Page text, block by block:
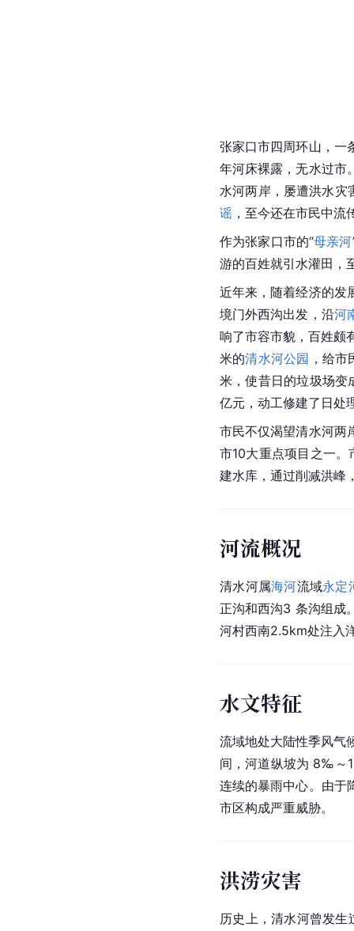
张家口市四周环山，一
年河床裸露，无水过市
水河两岸，屡遭洪水
谣 ，至今还在市民中流
作为张家口市的“母亲河
游的百姓就引水灌田，
近年来，随着经济的发
境门外西沟出发，沿河
响了市容市貌，百姓颇
米的清水河公园 ，给
米，使昔日的垃圾场
亿元，动工修建了日处
市民不仅渴望清水河两
市10大重点项目之一
建水库，通过削减洪峰
河流概况
清水河属海河流域永定
正沟和西沟3 条沟组成
河村西南2.5km处注入
水文特征
流域地处大陆性季风气
间，河道纵坡为 8‰～
连续的暴雨中心。由于
市区构成严重威胁。
洪涝灾害
历史上，清水河曾发